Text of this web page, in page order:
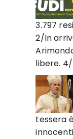
3.797
2/In
libere.
tessera